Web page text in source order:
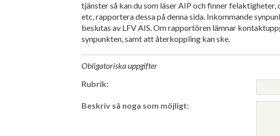
tjänster så kan du som läser AIP och finner
etc, rapportera dessa på denna sida. Inkommande
beslutas av LFV AIS. Om rapportören lämnar
synpunkten, samt att återkoppling kan ske.
Obligatoriska uppgifter
Rubrik:
Beskriv så noga som möjligt: